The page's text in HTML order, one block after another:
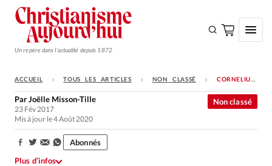
Un repère dans l'actualité depuis 1872
S'ABONNER
Monde
Opinions
ACCUEIL TOUS LES ARTICLES NON CLASSÉ CORNELIUS DANS VOTRE SALON
Non classé
ParJoëlle Misson-Tille
23 Fév 2017
Mis à jour le 4 Août 2020
Partager:
Abonnés
Plus d’infos